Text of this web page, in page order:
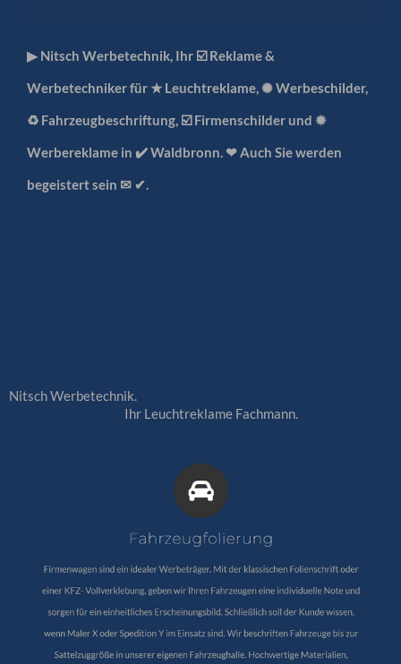
▶︎ Nitsch Werbetechnik, Ihr ☑️ Reklame &
Werbetechniker für ★ Leuchtreklame, ✺ Werbeschilder,
♻ Fahrzeugbeschriftung, ☑️ Firmenschilder und ✹
Werbereklame in ✔️ Waldbronn. ❤ Auch Sie werden
begeistert sein ✉ ✔.
Nitsch Werbetechnik.
Ihr Leuchtreklame Fachmann.